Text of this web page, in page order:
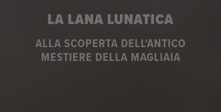
LA LANA LUNATICA
ALLA SCOPERTA DELL'ANTICO
MESTIERE DELLA MAGLIAIA